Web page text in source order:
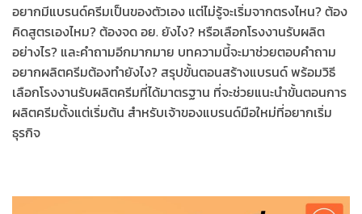
อยากมีแบรนด์ครีมเป็นของตัวเอง แต่ไม่รู้จะเริ่มจากตรงไหน? ต้อง
คิดสูตรเองไหม? ต้องจด อย. ยังไง? หรือเลือกโรงงานรับผลิต
อย่างไร? และคำถามอีกมากมาย บทความนี้จะมาช่วยตอบคำถาม
อยากผลิตครีมต้องทำยังไง? สรุปขั้นตอนสร้างแบรนด์ พร้อมวิธี
เลือกโรงงานรับผลิตครีมที่ได้มาตรฐาน ที่จะช่วยแนะนำขั้นตอนการ
ผลิตครีมตั้งแต่เริ่มต้น สำหรับเจ้าของแบรนด์มือใหม่ที่อยากเริ่ม
ธุรกิจ